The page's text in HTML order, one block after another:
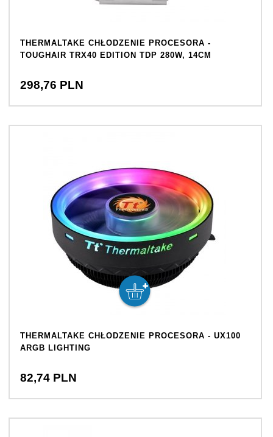
THERMALTAKE CHŁODZENIE PROCESORA -
TOUGHAIR TRX40 EDITION TDP 280W, 14CM
298,76 PLN
THERMALTAKE CHŁODZENIE PROCESORA - UX100
ARGB LIGHTING
82,74 PLN